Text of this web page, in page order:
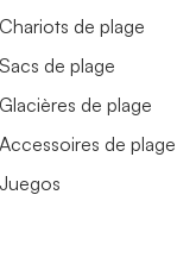
Chariots de plage
Sacs de plage
Glacières de plage
Accessoires de plage
Juegos